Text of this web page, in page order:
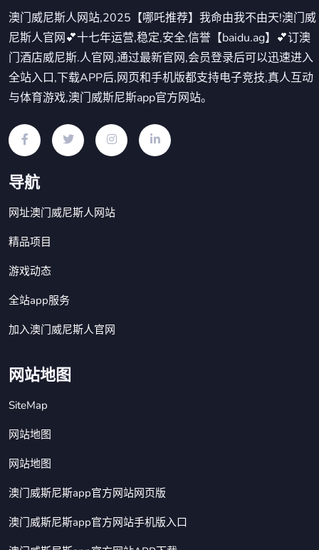
澳门威尼斯人网站,2025【哪吒推荐】我命由我不由天!澳门威
尼斯人官网💕十七年运营,稳定,安全,信誉【baidu.ag】💕订澳
门酒店威尼斯.人官网,通过最新官网,会员登录后可以迅速进入
全站入口,下载APP后,网页和手机版都支持电子竞技,真人互动
与体育游戏,澳门威斯尼斯app官方网站。
导航
网址澳门威尼斯人网站
精品项目
游戏动态
全站app服务
加入澳门威尼斯人官网
网站地图
SiteMap
网站地图
网站地图
澳门威斯尼斯app官方网站网页版
澳门威斯尼斯app官方网站手机版入口